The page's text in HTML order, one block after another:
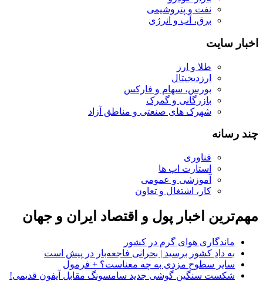
نفت و پتروشیمی
برق، آب و انرژی
اخبار سایت
طلا و ارز
ارزدیجیتال
بورس، سهام و فارکس
بازرگانی و گمرک
شهرک های صنعتی و مناطق آزاد
چند رسانه
فناوری
استارت اپ ها
آموزشی و عمومی
کار، اشتغال و تعاون
مهم‌ترین اخبار پول و اقتصاد ایران و جهان
ماندگاری هوای گرم در کشور
به دادِ کشور برسید | بحرانی فاجعه‌بار در پیش است
سایر سطوح مزدی به چه معناست؟ + فرمول
شکست سنگین گوشی جدید سامسونگ مقابل آیفون قدیمی!